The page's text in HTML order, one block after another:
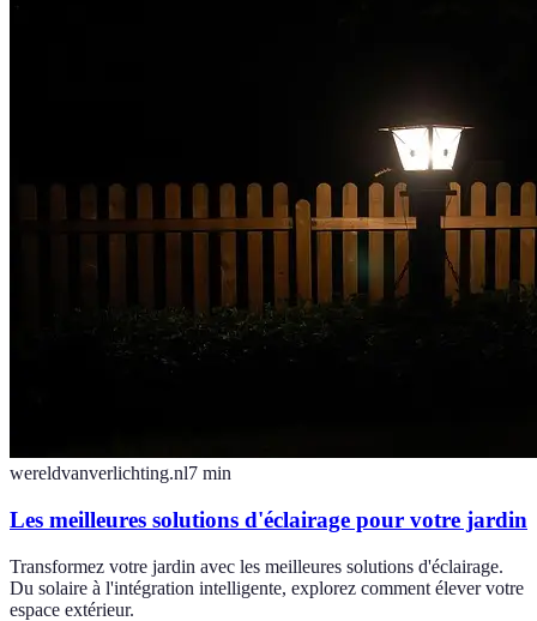
wereldvanverlichting.nl7 min
Les meilleures solutions d'éclairage pour votre jardin
Transformez votre jardin avec les meilleures solutions d'éclairage.
Du solaire à l'intégration intelligente, explorez comment élever votre
espace extérieur.